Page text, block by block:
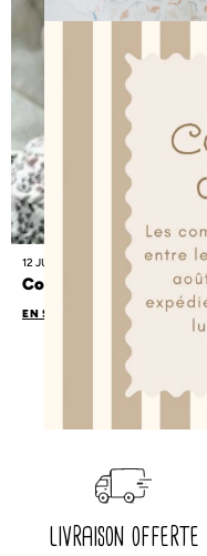
12 JUIN 2026
Comment habiller bébé
EN SAVOIR PLUS
livraison offerte